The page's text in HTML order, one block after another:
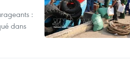
:
dans